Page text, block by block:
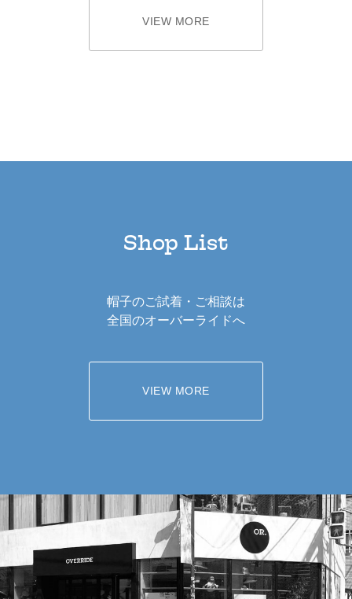
VIEW MORE
Shop List
帽子のご試着・ご相談は
全国のオーバーライドへ
VIEW MORE